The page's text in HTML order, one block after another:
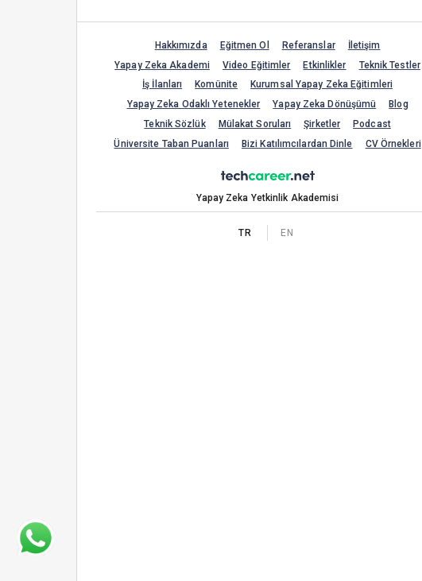
Hakkımızda Eğitmen Ol Referanslar
İletişim
Yapay Zeka Akademi
Video Eğitimler Etkinlikler
Teknik Testler
İş İlanları
Komünite
Kurumsal Yapay Zeka Eğitimleri
Yapay Zeka Odaklı Yetenekler
Yapay Zeka Dönüşümü
Blog
Teknik Sözlük
Mülakat Soruları Şirketler
Podcast
Üniversite Taban Puanları
Bizi Katılımcılardan Dinle CV Örnekleri
Yapay Zeka Yetkinlik Akademisi
TR EN